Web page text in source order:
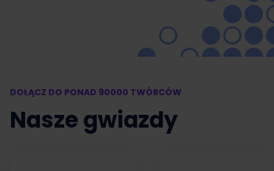
DOŁĄCZ DO PONAD 90000 TWÓRCÓW
Nasze gwiazdy